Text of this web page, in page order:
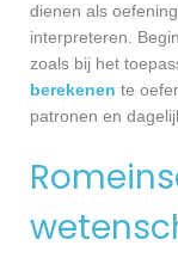
dienen als
interpreteren.
zoals bij het
berekenen te
patronen en